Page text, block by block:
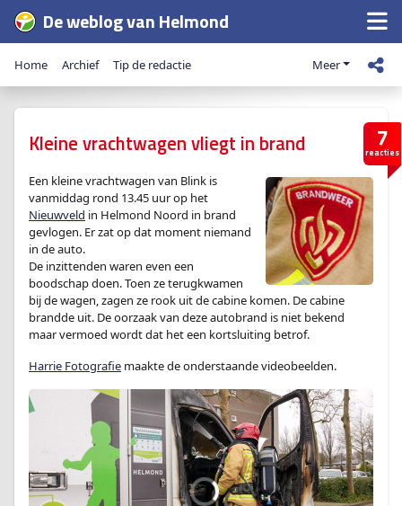
De weblog van Helmond
Home Archief Tip de redactie Meer
7
reacties
Kleine vrachtwagen vliegt in brand
Een kleine vrachtwagen van Blink is
vanmiddag rond 13.45 uur op het
Nieuwveld in Helmond Noord in brand
gevlogen. Er zat op dat moment niemand
in de auto.
De inzittenden waren even een
boodschap doen. Toen ze terugkwamen
bij de wagen, zagen ze rook uit de cabine komen. De cabine
brandde uit. De oorzaak van deze autobrand is niet bekend
maar vermoed wordt dat het een kortsluiting betrof.
Harrie Fotografie maakte de onderstaande videobeelden.